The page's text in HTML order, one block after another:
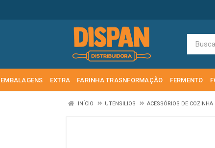
EMBALAGENS EXTRA FARINHA TRASNFORMAÇÃO FERMENTO
INÍCIO UTENSILIOS ACESSÓRIOS DE COZINHA